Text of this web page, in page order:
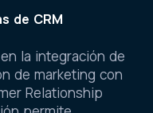
de CRM
la integración de
de marketing con
Relationship